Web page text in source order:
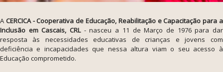
A CERCICA - Cooperativa de Educação, Reabilitação e Capacitação para a
Inclusão em Cascais, CRL- nasceu a 11 de Março de 1976 para dar
resposta às necessidades educativas de crianças e jovens com
deficiência e incapacidades que nessa altura viam o seu acesso à
Educação comprometido.